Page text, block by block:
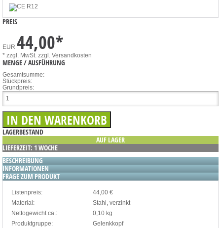
PREIS
EUR 44,00*
* zzgl. MwSt. zzgl. Versandkosten
MENGE / AUSFÜHRUNG
Gesamtsumme:
Stückpreis:
Grundpreis:
LAGERBESTAND
AUF LAGER
LIEFERZEIT: 1 WOCHE
BESCHREIBUNG
INFORMATIONEN
FRAGE ZUM PRODUKT
Listenpreis:
44,00 €
Material:
Stahl, verzinkt
Nettogewicht ca.:
0,10 kg
Produktgruppe:
Gelenkkopf